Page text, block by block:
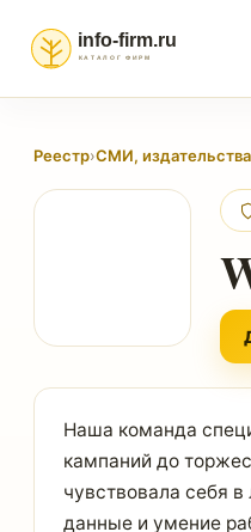
Реестр›СМИ, издательства
Наша команда
кампаний до
чувствовала себя
данные и умение